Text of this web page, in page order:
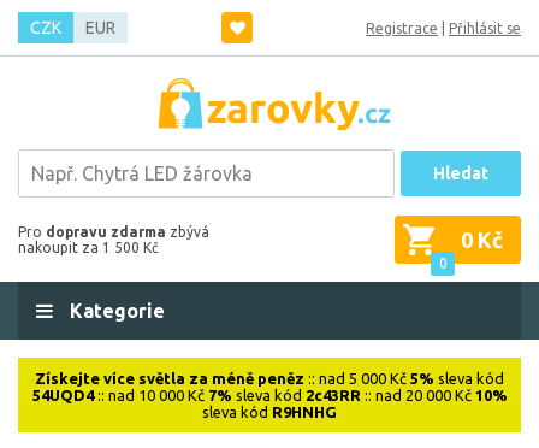
CZK EUR Registrace Přihlásit se
Hledat
Pro dopravu zdarma zbývá
nakoupit za 1 500 Kč
0
0 Kč
Kategorie
Získejte více světla za méně peněz :: nad 5 000 Kč 5% sleva kód
54UQD4:: nad 10 000 Kč 7% sleva kód 2c43RR :: nad 20 000 Kč 10%
sleva kód R9HNHG